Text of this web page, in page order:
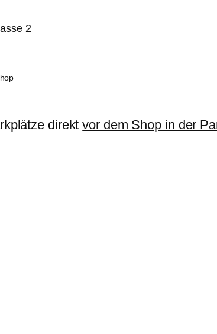
2
direktvor dem Shop in der